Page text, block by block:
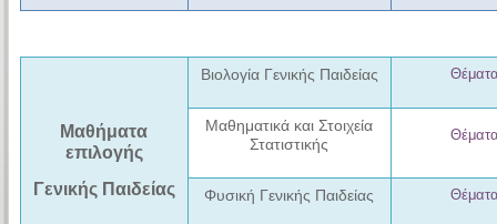
Μαθήματα
επιλογής
Γενικής Παιδείας
Βιολογία Γενικής Παιδείας
Μαθηματικά και Στοιχεία
Στατιστικής
Φυσική Γενικής Παιδείας